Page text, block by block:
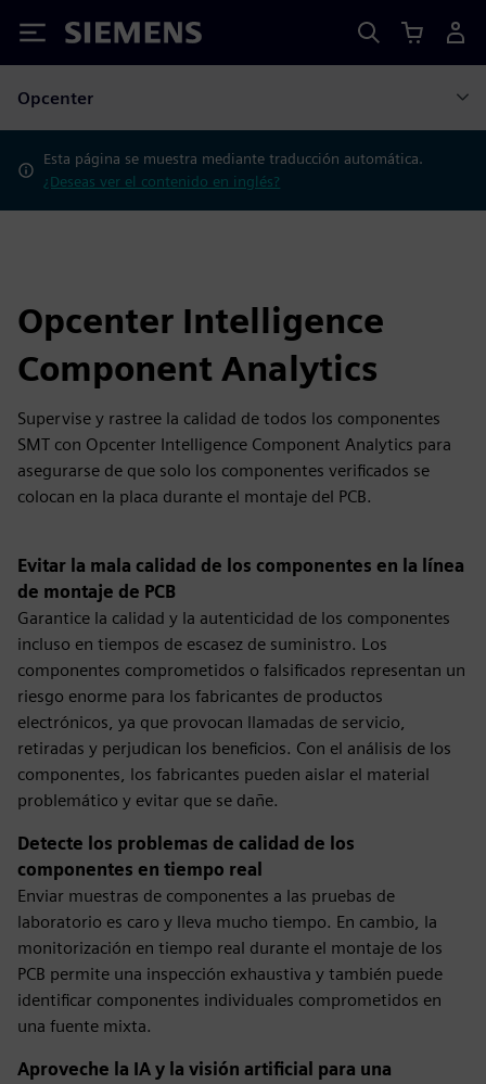
Siemens
Opcenter
Esta página se muestra mediante traducción automática.
¿Deseas ver el contenido en inglés?
Opcenter Intelligence
Component Analytics
Supervise y rastree la calidad de todos los componentes
SMT con Opcenter Intelligence Component Analytics para
asegurarse de que solo los componentes verificados se
colocan en la placa durante el montaje del PCB.
Evitar la mala calidad de los componentes en la línea
de montaje de PCB
Garantice la calidad y la autenticidad de los componentes
incluso en tiempos de escasez de suministro. Los
componentes comprometidos o falsificados representan un
riesgo enorme para los fabricantes de productos
electrónicos, ya que provocan llamadas de servicio,
retiradas y perjudican los beneficios. Con el análisis de los
componentes, los fabricantes pueden aislar el material
problemático y evitar que se dañe.
Detecte los problemas de calidad de los
componentes en tiempo real
Enviar muestras de componentes a las pruebas de
laboratorio es caro y lleva mucho tiempo. En cambio, la
monitorización en tiempo real durante el montaje de los
PCB permite una inspección exhaustiva y también puede
identificar componentes individuales comprometidos en
una fuente mixta.
Aproveche la IA y la visión artificial para una